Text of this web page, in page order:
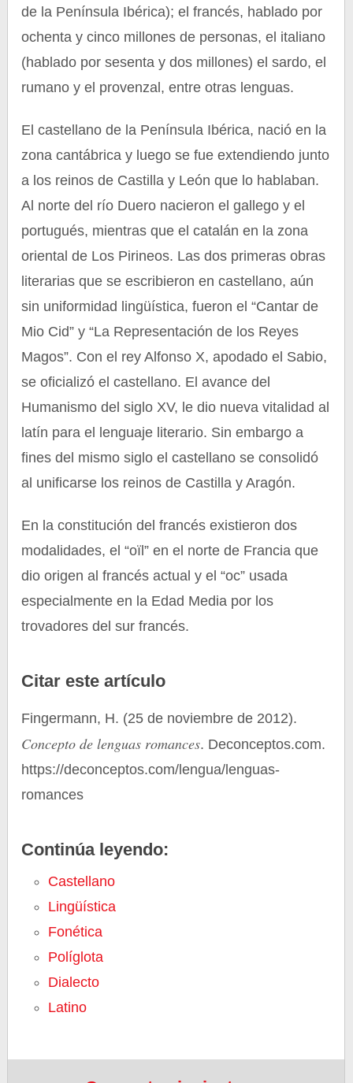
de la Península Ibérica); el francés, hablado por
ochenta y cinco millones de personas, el italiano
(hablado por sesenta y dos millones) el sardo, el
rumano y el provenzal, entre otras lenguas.
El castellano de la Península Ibérica, nació en la
zona cantábrica y luego se fue extendiendo junto
a los reinos de Castilla y León que lo hablaban.
Al norte del río Duero nacieron el gallego y el
portugués, mientras que el catalán en la zona
oriental de Los Pirineos. Las dos primeras obras
literarias que se escribieron en castellano, aún
sin uniformidad lingüística, fueron el “Cantar de
Mio Cid” y “La Representación de los Reyes
Magos”. Con el rey Alfonso X, apodado el Sabio,
se oficializó el castellano. El avance del
Humanismo del siglo XV, le dio nueva vitalidad al
latín para el lenguaje literario. Sin embargo a
fines del mismo siglo el castellano se consolidó
al unificarse los reinos de Castilla y Aragón.
En la constitución del francés existieron dos
modalidades, el “oïl” en el norte de Francia que
dio origen al francés actual y el “oc” usada
especialmente en la Edad Media por los
trovadores del sur francés.
Citar este artículo
Fingermann, H. (25 de noviembre de 2012).
Concepto de lenguas romances. Deconceptos.com.
https://deconceptos.com/lengua/lenguas-
romances
Continúa leyendo:
Castellano
Lingüística
Fonética
Políglota
Dialecto
Latino